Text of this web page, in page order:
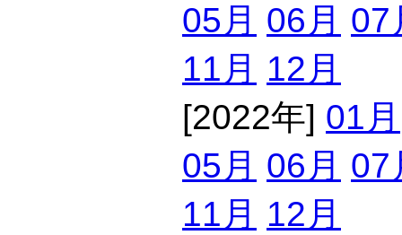
05月 06月 07
11月 12月
[2022年] 01月
05月 06月 07
11月 12月